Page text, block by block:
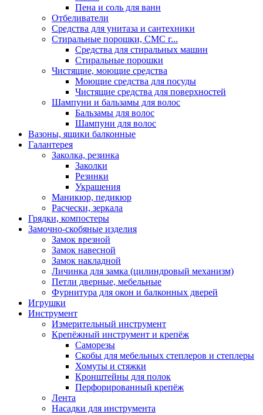
Пена и соль для ванн
Отбеливатели
Средства для унитаза и сантехники
Стиральные порошки, СМС г...
Средства для стиральных машин
Стиральные порошки
Чистящие, моющие средства
Моющие средства для посуды
Чистящие средства для поверхностей
Шампуни и бальзамы для волос
Бальзамы для волос
Шампуни для волос
Вазоны, ящики балконные
Галантерея
Заколка, резинка
Заколки
Резинки
Украшения
Маникюр, педикюр
Расчески, зеркала
Грядки, компостеры
Замочно-скобяные изделия
Замок врезной
Замок навесной
Замок накладной
Личинка для замка (цилиндровый механизм)
Петли дверные, мебельные
Фурнитура для окон и балконных дверей
Игрушки
Инструмент
Измерительный инструмент
Крепёжный инструмент и крепёж
Саморезы
Скобы для мебельных степлеров и степлеры
Хомуты и стяжки
Кронштейны для полок
Перфорированный крепёж
Лента
Насадки для инструмента